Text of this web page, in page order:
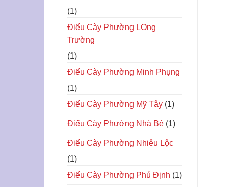
(1)
Điếu Cày Phường LOng
Trường
(1)
Điếu Cày Phường Minh Phụng
(1)
Điếu Cày Phường Mỹ Tây (1)
Điếu Cày Phường Nhà Bè (1)
Điếu Cày Phường Nhiêu Lộc
(1)
Điếu Cày Phường Phú Định (1)